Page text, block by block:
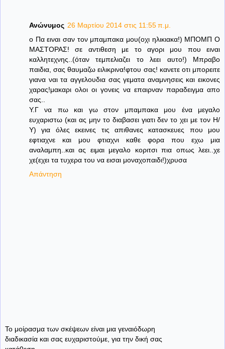
Ανώνυμος 26 Μαρτίου 2014 στις 11:55 π.μ.
ο Πα ειναι σαν τον μπαμπακα μου(οχι ηλικιακα!) ΜΠΟΜΠ Ο
ΜΑΣΤΟΡΑΣ! σε αντιθεση με το αγορι μου που ειναι
καλλητεχνης..(όταν τεμπελιαζει το λεει αυτο!) Μπραβο
παιδια, σας θαυμαζω ειλικρινα!φτου σας! κανετε οτι μπορειτε
γιανα ναι τα αγγελουδια σας γεματα αναμνησεις και εικονες
χαρας!μακαρι ολοι οι γονεις να επαιρναν παραδειγμα απο
σας..
Υ.Γ να πω και γω στον μπαμπακα μου ένα μεγαλο
ευχαριστω (και ας μην το διαβασει γιατι δεν το χει με τον Η/
Υ) για όλες εκεινες τις απιθανες κατασκευες που μου
εφτιαχνε και μου φτιαχνι καθε φορα που εχω μια
αναλαμπη..και ας ειμαι μεγαλο κοριτσι πια οπως λεει..χε
χε(εχει τα τυχερα του να εισαι μοναχοπαιδι!)χρυσα
Απάντηση
Το μοίρασμα των σκέψεων είναι μια γεναιόδωρη
διαδικασία και σας ευχαριστούμε, για την δική σας